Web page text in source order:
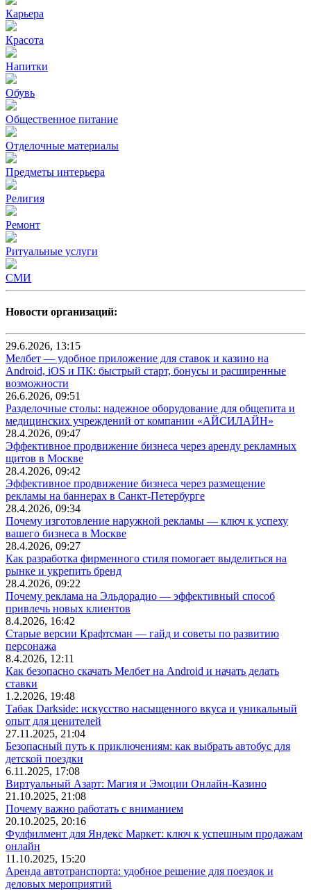
Карьера
Красота
Напитки
Обувь
Общественное питание
Отделочные материалы
Предметы интерьера
Религия
Ремонт
Ритуальные услуги
СМИ
Новости организаций:
29.6.2026, 13:15
Мелбет — удобное приложение для ставок и казино на
Android, iOS и ПК: быстрый старт, бонусы и расширенные
возможности
26.6.2026, 09:51
Разделочные столы: надежное оборудование для общепита и
медицинских учреждений от компании «АЙСИЛАЙН»
28.4.2026, 09:47
Эффективное продвижение бизнеса через аренду рекламных
щитов в Москве
28.4.2026, 09:42
Эффективное продвижение бизнеса через размещение
рекламы на баннерах в Санкт-Петербурге
28.4.2026, 09:34
Почему изготовление наружной рекламы — ключ к успеху
вашего бизнеса в Москве
28.4.2026, 09:27
Как разработка фирменного стиля помогает выделиться на
рынке и укрепить бренд
28.4.2026, 09:22
Почему реклама на Эльдорадио — эффективный способ
привлечь новых клиентов
8.4.2026, 16:42
Старые версии Крафтсман — гайд и советы по развитию
персонажа
8.4.2026, 12:11
Как безопасно скачать Мелбет на Android и начать делать
ставки
1.2.2026, 19:48
Табак Darkside: искусство насыщенного вкуса и уникальный
опыт для ценителей
27.11.2025, 21:04
Безопасный путь к приключениям: как выбрать автобус для
детской поездки
6.11.2025, 17:08
Виртуальный Азарт: Магия и Эмоции Онлайн-Казино
21.10.2025, 21:08
Почему важно работать с вниманием
20.10.2025, 20:16
Фулфилмент для Яндекс Маркет: ключ к успешным продажам
онлайн
11.10.2025, 15:20
Аренда автотранспорта: удобное решение для поездок и
деловых мероприятий